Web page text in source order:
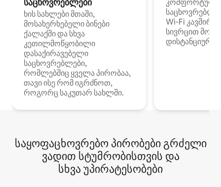
ხის სახლები მთაში,
მოსახერხებელი ბინები
ქალაქში და სხვა
კეთილმოწყობილი
დასაქირავებელი
საცხოვრებლები,
რომლებშიც ყველა პირობაა,
თავი ისე რომ იგრძნოთ,
როგორც საკუთარ სახლში.
კომფორტული
Wi‑Fi
სივრცით
დისტანციური
საყოფაცხოვრებო პირობები გრძელი
ვადით სტუმრობისთვის და
სხვა უპირატესობები